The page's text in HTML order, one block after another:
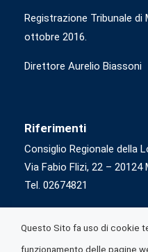
Registrazione Tribunale di
ottobre 2016.
Direttore Aurelio Biassoni
Riferimenti
Consiglio Regionale della
Via Fabio Flizi, 22 – 20124
Tel. 02674821
Questo Sito fa uso di cookie
funzionamento delle pagine